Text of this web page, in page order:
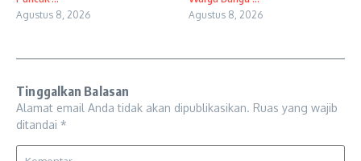
Agustus 8, 2026 Agustus 8, 2026
Tinggalkan Balasan
Alamat email Anda tidak akan dipublikasikan. Ruas yang wajib
ditandai *